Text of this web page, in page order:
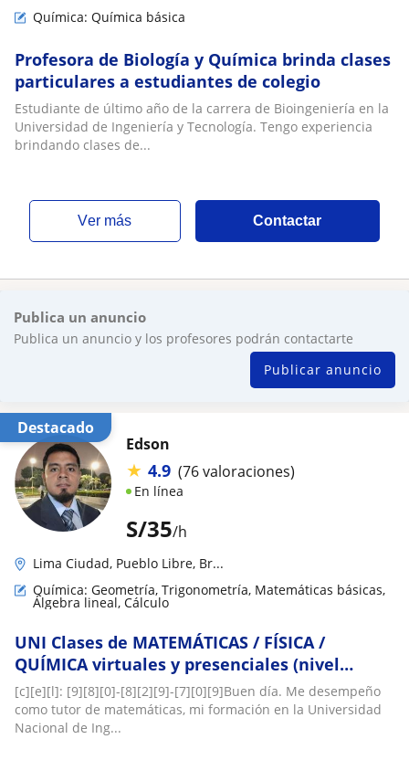
Química: Química básica
Profesora de Biología y Química brinda clases
particulares a estudiantes de colegio
Estudiante de último año de la carrera de Bioingeniería en la
Universidad de Ingeniería y Tecnología. Tengo experiencia
brindando clases de...
ver más Contactar
Publica un anuncio
Publica un anuncio y los profesores podrán contactarte
Publicar anuncio
Destacado
S/35/h
Edson
★ 4.9 (76 valoraciones)
En línea
Lima Ciudad, Pueblo Libre, Br...
Química: Geometría, Trigonometría, Matemáticas básicas,
Álgebra lineal, Cálculo
UNI Clases de MATEMÁTICAS / FÍSICA /
QUÍMICA virtuales y presenciales (nivel
básico a UNI)
[c][e][l]: [9][8][0]-[8][2][9]-[7][0][9]Buen día. Me desempeño
como tutor de matemáticas, mi formación en la Universidad
Nacional de Ing...